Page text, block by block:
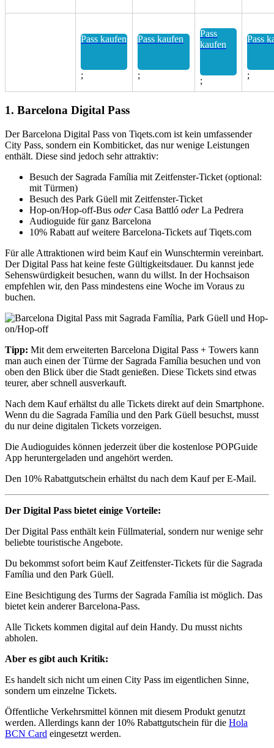
Pass kaufen
;
Pass kaufen
;
Pass
kaufen
;
Pass
;
1. Barcelona Digital Pass
Der Barcelona Digital Pass von Tiqets.com ist kein umfassender
City Pass, sondern ein Kombiticket, das nur wenige Leistungen
enthält. Diese sind jedoch sehr attraktiv:
Besuch der Sagrada Família mit Zeitfenster-Ticket (optional:
mit Türmen)
Besuch des Park Güell mit Zeitfenster-Ticket
Hop-on/Hop-off-Bus oderCasa Battló oderLa Pedrera
Audioguide für ganz Barcelona
10% Rabatt auf weitere Barcelona-Tickets auf Tiqets.com
Für alle Attraktionen wird beim Kauf ein Wunschtermin vereinbart.
Der Digital Pass hat keine feste Gültigkeitsdauer. Du kannst jede
Sehenswürdigkeit besuchen, wann du willst. In der Hochsaison
empfehlen wir, den Pass mindestens eine Woche im Voraus zu
buchen.
Tipp: Mit dem erweiterten Barcelona Digital Pass + Towers kann
man auch einen der Türme der Sagrada Família besuchen und von
oben den Blick über die Stadt genießen. Diese Tickets sind etwas
teurer, aber schnell ausverkauft.
Nach dem Kauf erhältst du alle Tickets direkt auf dein Smartphone.
Wenn du die Sagrada Família und den Park Güell besuchst, musst
du nur deine digitalen Tickets vorzeigen.
Die Audioguides können jederzeit über die kostenlose POPGuide
App heruntergeladen und angehört werden.
Den 10% Rabattgutschein erhältst du nach dem Kauf per E-Mail.
Der Digital Pass bietet einige Vorteile:
Der Digital Pass enthält kein Füllmaterial, sondern nur wenige sehr
beliebte touristische Angebote.
Du bekommst sofort beim Kauf Zeitfenster-Tickets für die Sagrada
Família und den Park Güell.
Eine Besichtigung des Turms der Sagrada Família ist möglich. Das
bietet kein anderer Barcelona-Pass.
Alle Tickets kommen digital auf dein Handy. Du musst nichts
abholen.
Aber es gibt auch Kritik:
Es handelt sich nicht um einen City Pass im eigentlichen Sinne,
sondern um einzelne Tickets.
Öffentliche Verkehrsmittel können mit diesem Produkt genutzt
werden. Allerdings kann der 10% Rabattgutschein für die Hola
BCN Card eingesetzt werden.